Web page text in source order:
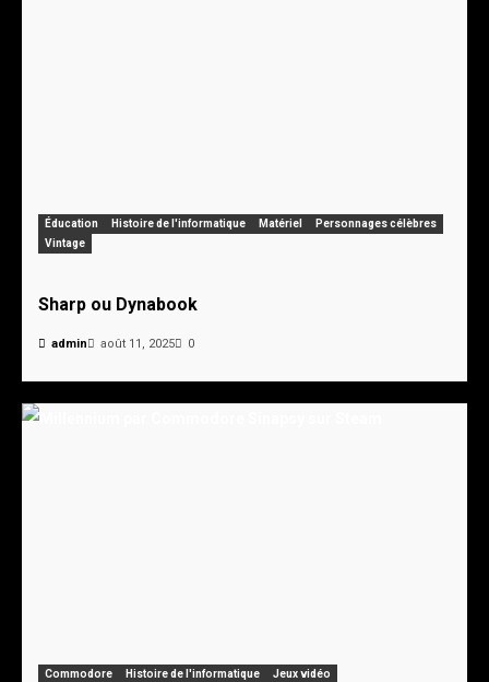
Éducation Histoire de l'informatique Matériel
Personnages célèbres
Vintage
Sharp ou Dynabook
admin août 11, 2025 0
Commodore Histoire de l'informatique Jeux vidéo